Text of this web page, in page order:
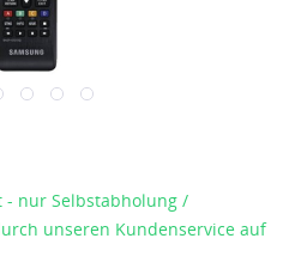
- nur Selbstabholung /
unseren Kundenservice auf